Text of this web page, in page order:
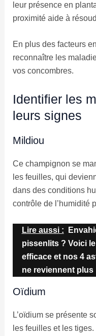
leur présence en
proximité aide à
En plus des facteurs
reconnaître les
vos concombres.
Identifier les
leurs signes
Mildiou
Ce champignon se
les feuilles, qui
dans des conditions
contrôle de l’humidité
Lire aussi :
pissenlits ? Voici
efficace et nos 4
ne reviennent plus
Oïdium
L’oïdium se présente
les feuilles et les